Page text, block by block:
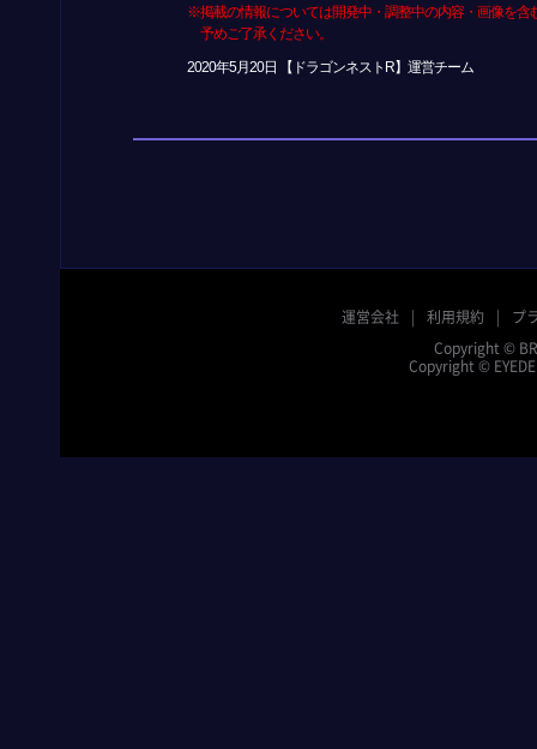
※掲載の情報については開発中・調整中の内容・画像を
予めご了承ください。
2020年5月20日 【ドラゴンネストR】運営チーム
運営会社 利用規約 プ
Copyright ©
Copyright ©